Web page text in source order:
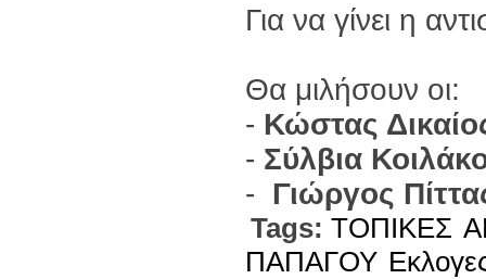
Για να γίνει η
Θα μιλήσουν οι:
- Κώστας
- Σύλβια
- Γιώργος
Tags: ΤΟΠΙΚΕΣ
ΠΑΠΑΓΟΥ